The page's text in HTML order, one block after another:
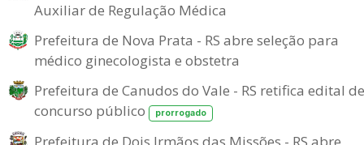
Auxiliar de Regulação Médica
Prefeitura de Nova Prata - RS abre seleção para
médico ginecologista e obstetra
Prefeitura de Canudos do Vale - RS retifica edital de
concurso público
prorrogado
Prefeitura de Dois Irmãos das Missões - RS abre